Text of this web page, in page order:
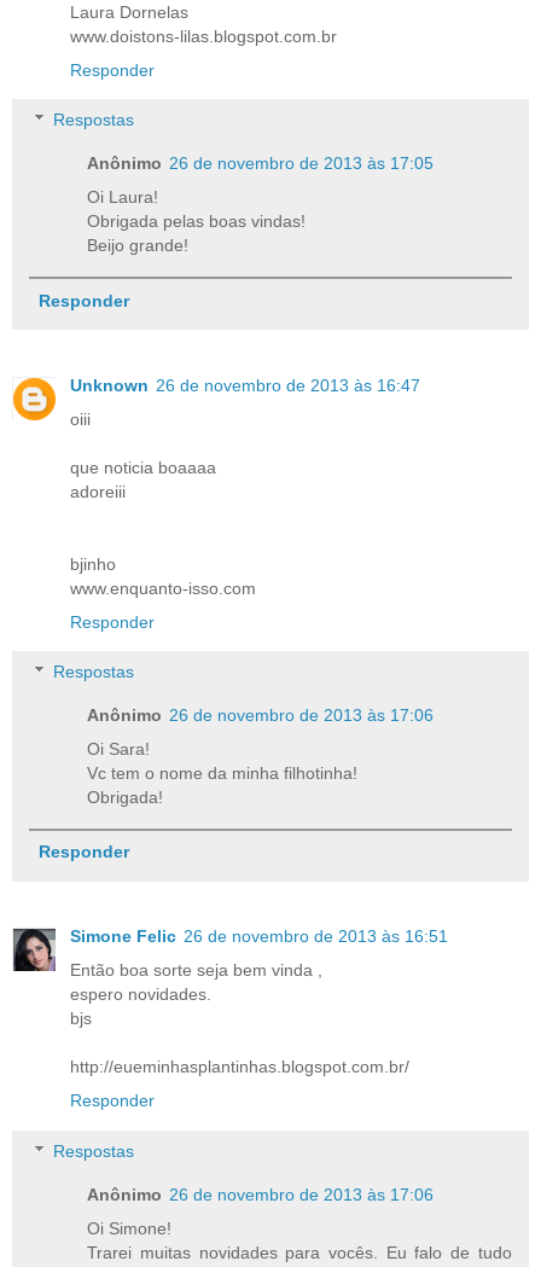
Laura Dornelas
www.doistons-lilas.blogspot.com.br
Responder
Respostas
Anônimo 26 de novembro de 2013 às 17:05
Oi Laura!
Obrigada pelas boas vindas!
Beijo grande!
Responder
Unknown 26 de novembro de 2013 às 16:47
oiii
que noticia boaaaa
adoreiii
bjinho
www.enquanto-isso.com
Responder
Respostas
Anônimo 26 de novembro de 2013 às 17:06
Oi Sara!
Vc tem o nome da minha filhotinha!
Obrigada!
Responder
Simone Felic 26 de novembro de 2013 às 16:51
Então boa sorte seja bem vinda ,
espero novidades.
bjs
http://eueminhasplantinhas.blogspot.com.br/
Responder
Respostas
Anônimo 26 de novembro de 2013 às 17:06
Oi Simone!
Trarei muitas novidades para vocês. Eu falo de tudo